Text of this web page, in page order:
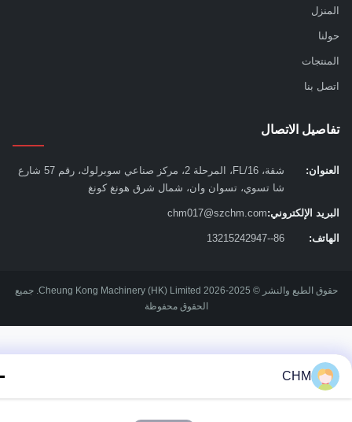
بنا
الاتصال
شقة، 16/FL، المرحلة 2، مركز صناعي سوبرلوك، رقم 57 شارع
شا تسوي، تسوان وان، شمال شرق هونغ كونغ
الإلكتروني:chm017@szchm.com
حقوق الطبع والنشر © 2025-2026 Cheung Kong Machinery (HK) Limited. جميع
الحقوق محفوظة
CHM